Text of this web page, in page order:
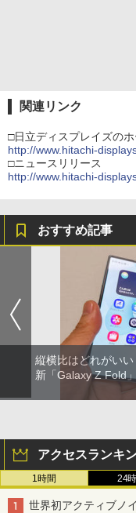
関連リンク
□日立ディスプレイズの
http://www.hitachi-
□ニュースリリース
http://www.hitachi-
おすすめ記事
縦横比はどれがい
新「Galaxy Z Fold」
アクセスランキ
1時間 24
世界初アクティブノ